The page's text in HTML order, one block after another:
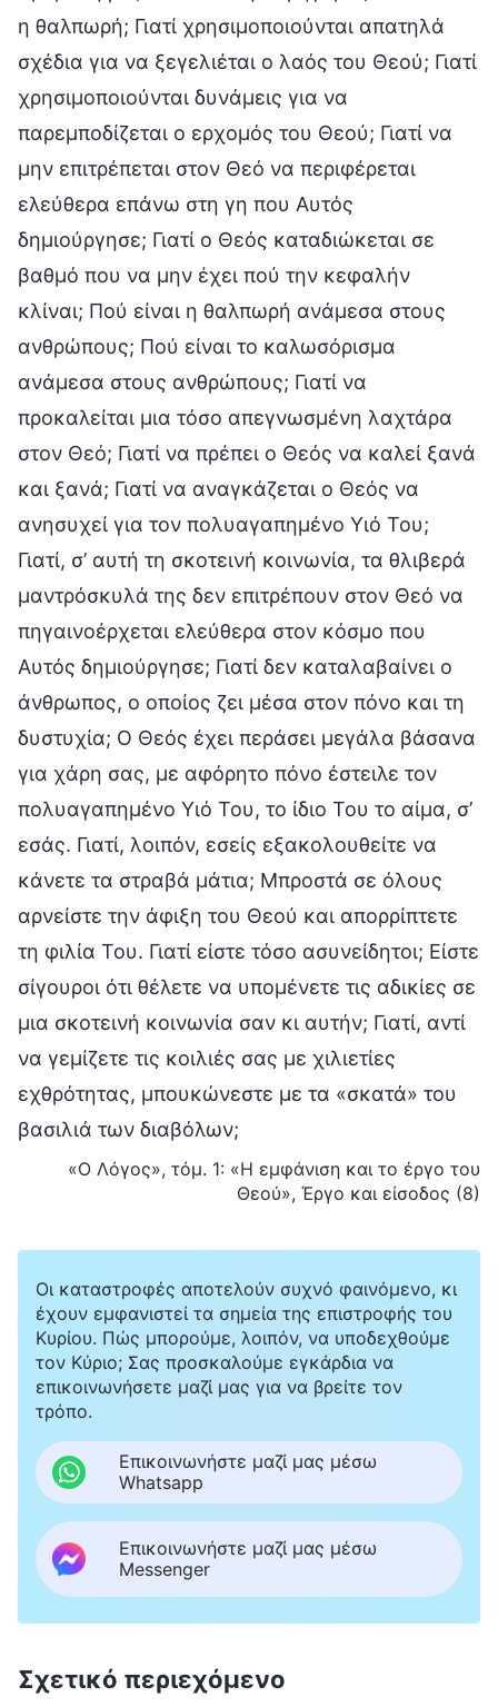
η θαλπωρή; Γιατί χρησιμοποιούνται απατηλά
σχέδια για να ξεγελιέται ο λαός του Θεού; Γιατί
χρησιμοποιούνται δυνάμεις για να
παρεμποδίζεται ο ερχομός του Θεού; Γιατί να
μην επιτρέπεται στον Θεό να περιφέρεται
ελεύθερα επάνω στη γη που Αυτός
δημιούργησε; Γιατί ο Θεός καταδιώκεται σε
βαθμό που να μην έχει πού την κεφαλήν
κλίναι; Πού είναι η θαλπωρή ανάμεσα στους
ανθρώπους; Πού είναι το καλωσόρισμα
ανάμεσα στους ανθρώπους; Γιατί να
προκαλείται μια τόσο απεγνωσμένη λαχτάρα
στον Θεό; Γιατί να πρέπει ο Θεός να καλεί ξανά
και ξανά; Γιατί να αναγκάζεται ο Θεός να
ανησυχεί για τον πολυαγαπημένο Υιό Του;
Γιατί, σ’ αυτή τη σκοτεινή κοινωνία, τα θλιβερά
μαντρόσκυλά της δεν επιτρέπουν στον Θεό να
πηγαινοέρχεται ελεύθερα στον κόσμο που
Αυτός δημιούργησε; Γιατί δεν καταλαβαίνει ο
άνθρωπος, ο οποίος ζει μέσα στον πόνο και τη
δυστυχία; Ο Θεός έχει περάσει μεγάλα βάσανα
για χάρη σας, με αφόρητο πόνο έστειλε τον
πολυαγαπημένο Υιό Του, το ίδιο Του το αίμα, σ’
εσάς. Γιατί, λοιπόν, εσείς εξακολουθείτε να
κάνετε τα στραβά μάτια; Μπροστά σε όλους
αρνείστε την άφιξη του Θεού και απορρίπτετε
τη φιλία Του. Γιατί είστε τόσο ασυνείδητοι; Είστε
σίγουροι ότι θέλετε να υπομένετε τις αδικίες σε
μια σκοτεινή κοινωνία σαν κι αυτήν; Γιατί, αντί
να γεμίζετε τις κοιλιές σας με χιλιετίες
εχθρότητας, μπουκώνεστε με τα «σκατά» του
βασιλιά των διαβόλων;
«Ο Λόγος», τόμ. 1: «Η εμφάνιση και το έργο του
Θεού», Έργο και είσοδος (8)
Οι καταστροφές αποτελούν συχνό φαινόμενο, κι
έχουν εμφανιστεί τα σημεία της επιστροφής του
Κυρίου. Πώς μπορούμε, λοιπόν, να υποδεχθούμε
τον Κύριο; Σας προσκαλούμε εγκάρδια να
επικοινωνήσετε μαζί μας για να βρείτε τον
τρόπο.
Επικοινωνήστε μαζί μας μέσω
Whatsapp
Επικοινωνήστε μαζί μας μέσω
Messenger
Σχετικό περιεχόμενο